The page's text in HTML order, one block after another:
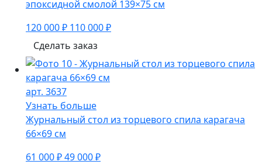
эпоксидной смолой 139×75 см
120 000 ₽ 110 000 ₽
Сделать заказ
арт. 3637
Узнать больше
Журнальный стол из торцевого спила карагача
66×69 см
61 000 ₽49 000 ₽